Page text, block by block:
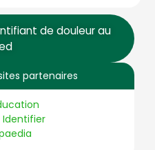
de douleur au
partenaires
Identifier